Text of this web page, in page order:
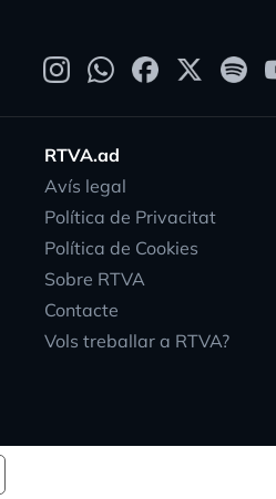
RTVA.ad
Avís legal
Política de Privacitat
Política de Cookies
Sobre RTVA
Contacte
Vols treballar a RTVA?